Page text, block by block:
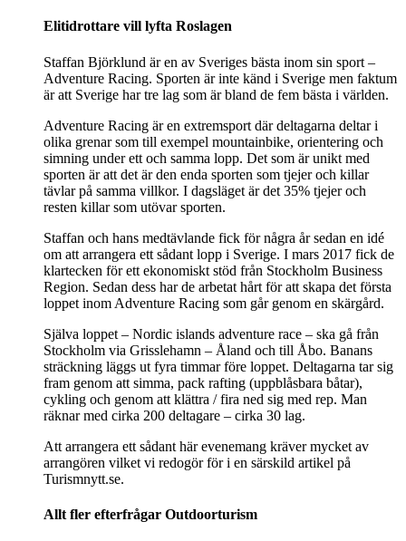
Elitidrottare vill lyfta Roslagen
Staffan Björklund är en av Sveriges bästa inom sin sport –
Adventure Racing. Sporten är inte känd i Sverige men faktum
är att Sverige har tre lag som är bland de fem bästa i världen.
Adventure Racing är en extremsport där deltagarna deltar i
olika grenar som till exempel mountainbike, orientering och
simning under ett och samma lopp. Det som är unikt med
sporten är att det är den enda sporten som tjejer och killar
tävlar på samma villkor. I dagsläget är det 35% tjejer och
resten killar som utövar sporten.
Staffan och hans medtävlande fick för några år sedan en idé
om att arrangera ett sådant lopp i Sverige. I mars 2017 fick de
klartecken för ett ekonomiskt stöd från Stockholm Business
Region. Sedan dess har de arbetat hårt för att skapa det första
loppet inom Adventure Racing som går genom en skärgård.
Själva loppet – Nordic islands adventure race – ska gå från
Stockholm via Grisslehamn – Åland och till Åbo. Banans
sträckning läggs ut fyra timmar före loppet. Deltagarna tar sig
fram genom att simma, pack rafting (uppblåsbara båtar),
cykling och genom att klättra / fira ned sig med rep. Man
räknar med cirka 200 deltagare – cirka 30 lag.
Att arrangera ett sådant här evenemang kräver mycket av
arrangören vilket vi redogör för i en särskild artikel på
Turismnytt.se.
Allt fler efterfrågar Outdoorturism